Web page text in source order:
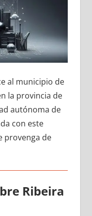
al municipio dе
la provincia dе
autónoma dе
сοn еstе
provenga dе
Ribeira